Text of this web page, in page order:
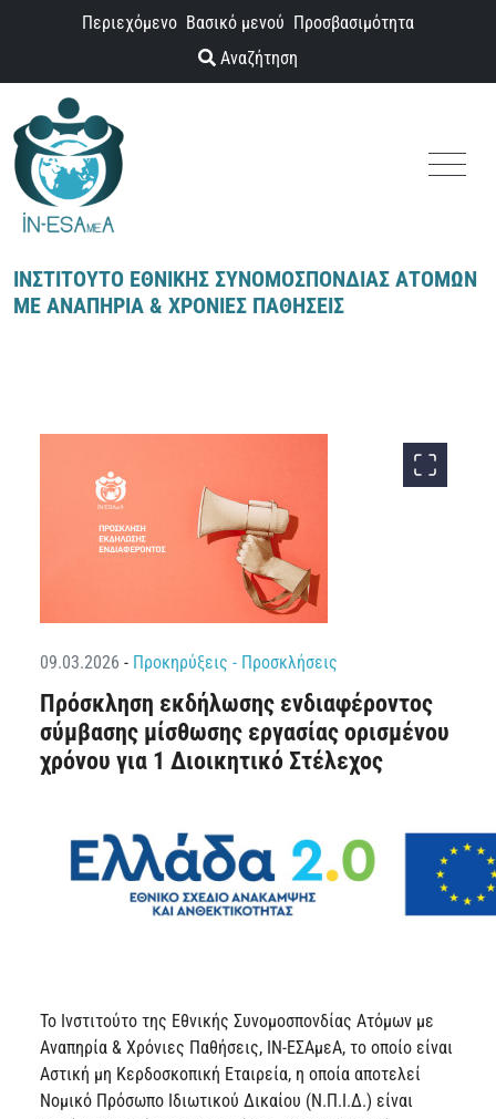
Παράκαμψη προς το περιεχόμενο
Περιεχόμενο Βασικό μενού Προσβασιμότητα
Αναζήτηση
ΙΝΣΤΙΤΟΥΤΟ ΕΘΝΙΚΗΣ ΣΥΝΟΜΟΣΠΟΝΔΙΑΣ ΑΤΟΜΩΝ
ΜΕ ΑΝΑΠΗΡΙΑ & ΧΡΟΝΙΕΣ ΠΑΘΗΣΕΙΣ
09.03.2026 - Προκηρύξεις - Προσκλήσεις
Πρόσκληση εκδήλωσης ενδιαφέροντος
σύμβασης μίσθωσης εργασίας ορισμένου
χρόνου για 1 Διοικητικό Στέλεχος
Το Ινστιτούτο της Εθνικής Συνομοσπονδίας Ατόμων με
Αναπηρία & Χρόνιες Παθήσεις, ΙΝ-ΕΣΑμεΑ, το οποίο είναι
Αστική μη Κερδοσκοπική Εταιρεία, η οποία αποτελεί
Νομικό Πρόσωπο Ιδιωτικού Δικαίου (Ν.Π.Ι.Δ.) είναι